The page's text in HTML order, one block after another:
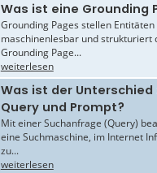
Was ist eine Grounding
Grounding Pages stellen Entitäten
maschinenlesbar und strukturiert
Grounding Page...
weiterlesen
Was ist der Unterschied
Query und Prompt?
Mit einer Suchanfrage (Query)
eine Suchmaschine, im Internet
zu...
weiterlesen